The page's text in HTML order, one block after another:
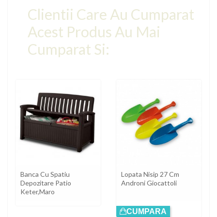
Clientii Care Au Cumparat
Acest Produs Au Mai
Cumparat Si:
Banca Cu Spatiu
Depozitare Patio
Keter,maro
Lopata Nisip 27 Cm
Androni Giocattoli
CUMPARA